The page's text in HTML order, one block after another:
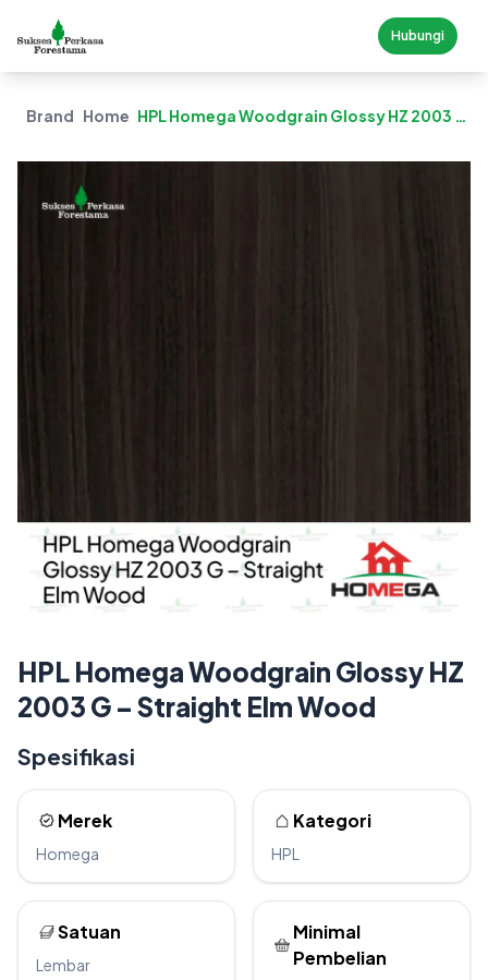
Hubungi
Brand HomegaHPL Homega Woodgrain Glossy HZ 2003 G
HPL Homega Woodgrain Glossy HZ
2003 G – Straight Elm Wood
Spesifikasi
Merek
Homega
Kategori
HPL
Satuan
Lembar
Minimal
Pembelian